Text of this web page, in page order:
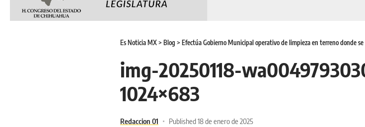
Es Noticia MX> Blog > Efectúa Gobierno Municipal operativo de limpieza en terreno donde
img-20250118-
1024×683
Redaccion 01 Published 18 de enero de 2025